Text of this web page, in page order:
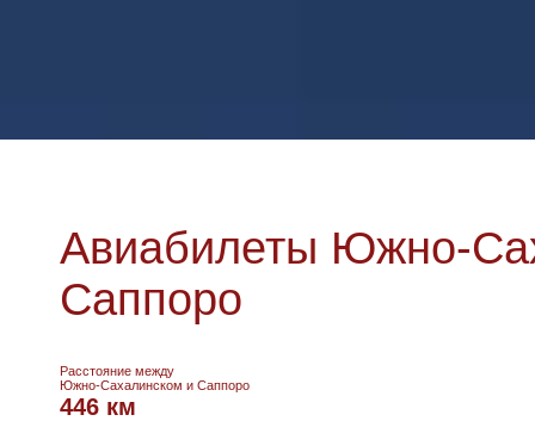
Авиабилеты Южно-
Саппоро
Расстояние между
Южно-Сахалинском и Саппоро
446 км